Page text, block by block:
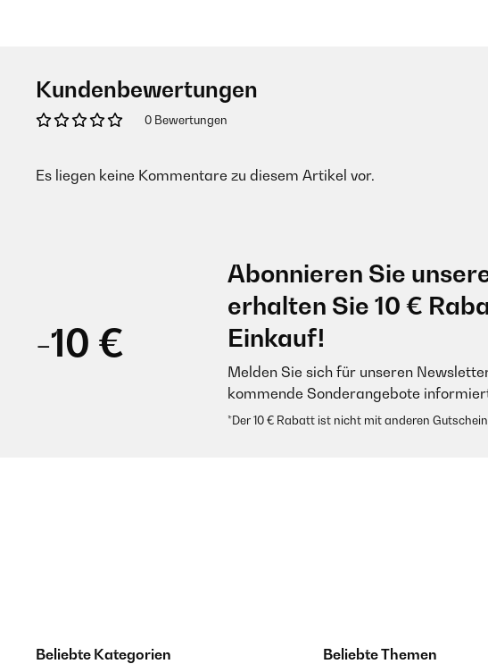
Kundenbewertungen
0 Bewertungen
Es liegen keine Kommentare zu diesem Artikel vor.
-10 €
Abonnieren Sie
erhalten Sie 10 €
Einkauf!
Melden Sie sich für unseren
kommende Sonderangebote
*Der 10 € Rabatt ist nicht mit anderen
Beliebte Kategorien
Beliebte Themen